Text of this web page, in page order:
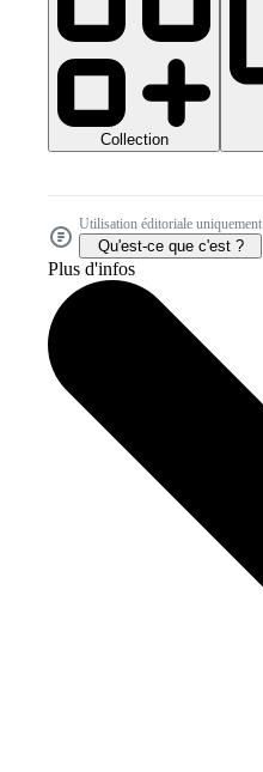
Collection
Utilisation éditoriale uniquement
Qu'est-ce que c'est ?
Plus d'infos